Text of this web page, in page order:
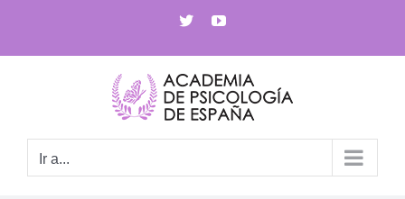
contenido
X YouTube
Ir a...